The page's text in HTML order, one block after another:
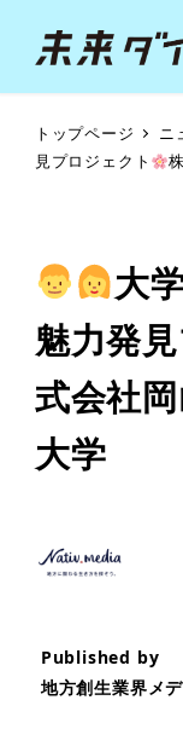
トップページ ニ
見プロジェクト
大
魅力発
式会社
大学
Published by
地方創生業界メ